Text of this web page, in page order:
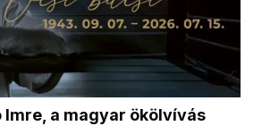
Imre, a magyar ökölvívás